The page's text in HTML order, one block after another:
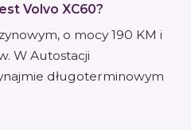
Volvo XC60?
o mocy 190 KM i
W Autostacji
długoterminowym